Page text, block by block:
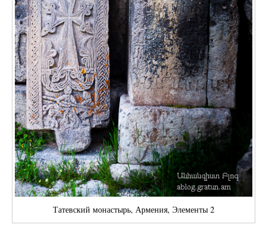
Татевский монастырь, Армения, Элементы 2